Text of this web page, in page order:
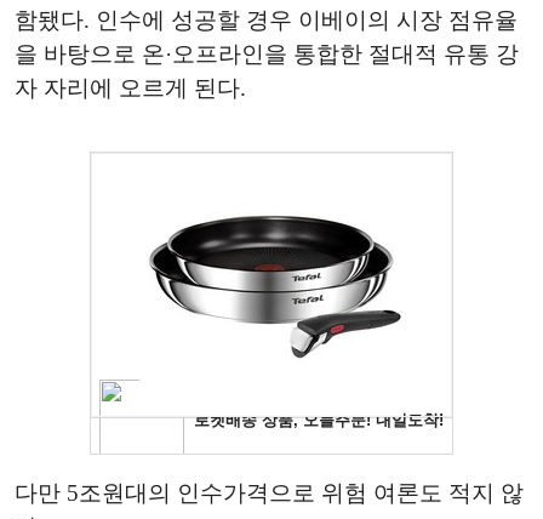
함됐다. 인수에 성공할 경우 이베이의 시장 점유율
을 바탕으로 온·오프라인을 통합한 절대적 유통 강
자 자리에 오르게 된다.
다만 5조원대의 인수가격으로 위험 여론도 적지 않